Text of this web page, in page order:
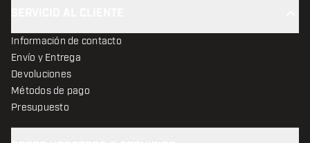
Información de contacto
Envío y Entrega
Devoluciones
Métodos de pago
Presupuesto